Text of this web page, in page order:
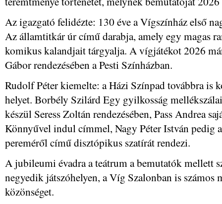
Az igazgató felidézte: 130 éve a Vígszínház első
Az államtitkár úr című darabja, amely egy magas
komikus kalandjait tárgyalja. A vígjátékot 2026
Gábor rendezésében a Pesti Színházban.
Rudolf Péter kiemelte: a Házi Színpad továbbra is
helyet. Borbély Szilárd Egy gyilkosság
készül Seress Zoltán rendezésében, Pass Andrea
Könnyűvel indul címmel, Nagy Péter István pedig
pereméről című disztópikus szatírát rendezi.
A jubileumi évadra a teátrum a bemutatók mellett
negyedik játszóhelyen, a Víg Szalonban is
közönséget.